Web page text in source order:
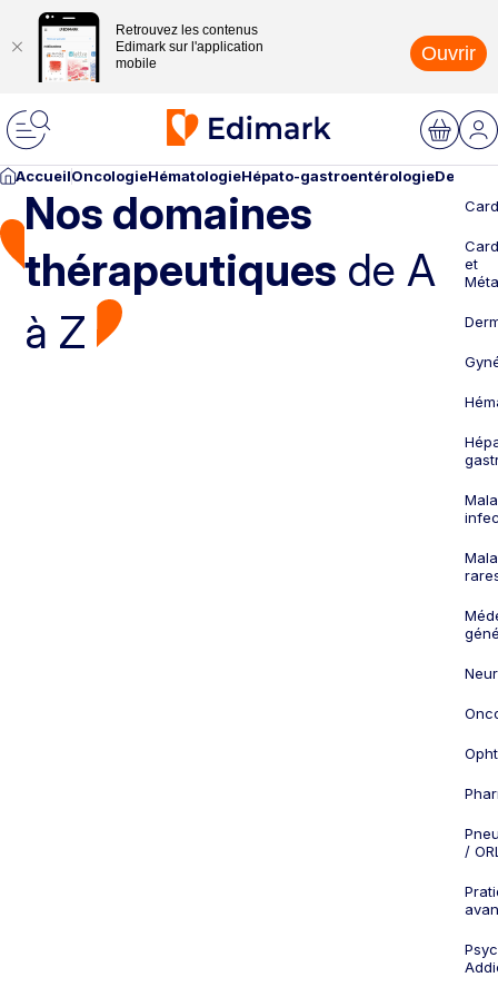
Retrouvez les contenus
Edimark sur l'application
mobile
Ouvrir
AccueilOncologieHématologieHépato-gastroentérologie
Nos domaines
thérapeutiques de A
à Z
et
/